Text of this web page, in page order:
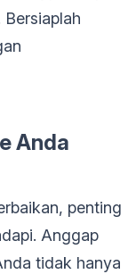
Anda
penting
Anggap
tidak hanya